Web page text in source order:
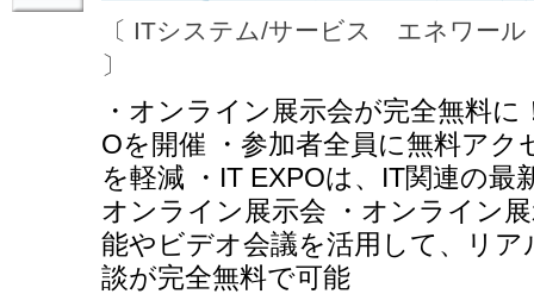
〔 ITシステム/サービス エネワー
〕
・オンライン展示会が完全無料
Oを開催 ・参加者全員に無料ア
を軽減 ・IT EXPOは、IT関連の
オンライン展示会 ・オンライン
能やビデオ会議を活用して、リ
談が完全無料で可能